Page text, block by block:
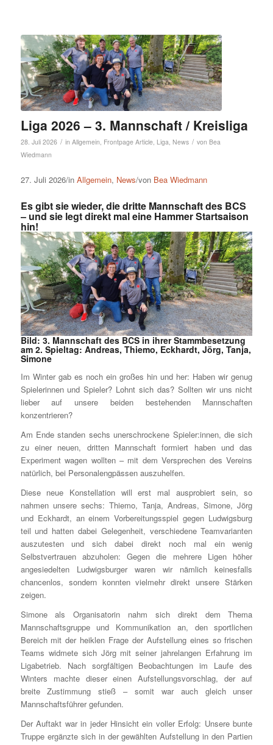
Liga 2026 – 3. Mannschaft / Kreisliga
28. Juli 2026 / in Allgemein, Frontpage Article, Liga, News / von Bea
Wiedmann
27. Juli 2026/in Allgemein, News/von Bea Wiedmann
Es gibt sie wieder, die dritte Mannschaft des BCS
– und sie legt direkt mal eine Hammer Startsaison
hin!
Bild: 3. Mannschaft des BCS in ihrer Stammbesetzung
am 2. Spieltag: Andreas, Thiemo, Eckhardt, Jörg, Tanja,
Simone
Im Winter gab es noch ein großes hin und her: Haben wir genug
Spielerinnen und Spieler? Lohnt sich das? Sollten wir uns nicht
lieber auf unsere beiden bestehenden Mannschaften
konzentrieren?
Am Ende standen sechs unerschrockene Spieler:innen, die sich
zu einer neuen, dritten Mannschaft formiert haben und das
Experiment wagen wollten – mit dem Versprechen des Vereins
natürlich, bei Personalengpässen auszuhelfen.
Diese neue Konstellation will erst mal ausprobiert sein, so
nahmen unsere sechs: Thiemo, Tanja, Andreas, Simone, Jörg
und Eckhardt, an einem Vorbereitungsspiel gegen Ludwigsburg
teil und hatten dabei Gelegenheit, verschiedene Teamvarianten
auszutesten und sich dabei direkt noch mal ein wenig
Selbstvertrauen abzuholen: Gegen die mehrere Ligen höher
angesiedelten Ludwigsburger waren wir nämlich keinesfalls
chancenlos, sondern konnten vielmehr direkt unsere Stärken
zeigen.
Simone als Organisatorin nahm sich direkt dem Thema
Mannschaftsgruppe und Kommunikation an, den sportlichen
Bereich mit der heiklen Frage der Aufstellung eines so frischen
Teams widmete sich Jörg mit seiner jahrelangen Erfahrung im
Ligabetrieb. Nach sorgfältigen Beobachtungen im Laufe des
Winters machte dieser einen Aufstellungsvorschlag, der auf
breite Zustimmung stieß – somit war auch gleich unser
Mannschaftsführer gefunden.
Der Auftakt war in jeder Hinsicht ein voller Erfolg: Unsere bunte
Truppe ergänzte sich in der gewählten Aufstellung in den Partien